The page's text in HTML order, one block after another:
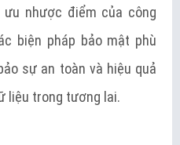
nhược điểm của công
biện pháp bảo mật phù
sự an toàn và hiệu quả
liệu trong tương lai.